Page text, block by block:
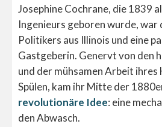
Josephine Cochrane, die 1839
Ingenieurs geboren wurde, war
Politikers aus Illinois und eine
Gastgeberin. Genervt von den
und der mühsamen Arbeit ihres
Spülen, kam ihr Mitte der
revolutionäre Idee: eine
den Abwasch.